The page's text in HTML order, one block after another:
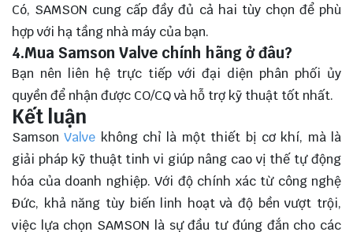
Có, SAMSON cung cấp đầy đủ cả hai tùy chọn để phù
hợp với hạ tầng nhà máy của bạn.
4.Mua Samson Valve chính hãng ở đâu?
Bạn nên liên hệ trực tiếp với đại diện phân phối ủy
quyền để nhận được CO/CQ và hỗ trợ kỹ thuật tốt nhất.
Kết luận
SamsonValve không chỉ là một thiết bị cơ khí, mà là
giải pháp kỹ thuật tinh vi giúp nâng cao vị thế tự động
hóa của doanh nghiệp. Với độ chính xác từ công nghệ
Đức, khả năng tùy biến linh hoạt và độ bền vượt trội,
việc lựa chọn SAMSON là sự đầu tư đúng đắn cho các